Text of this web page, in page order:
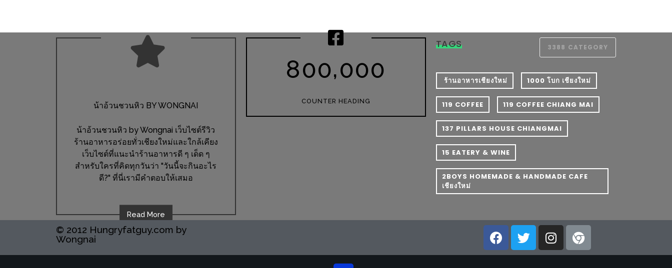
สาว
กรรมการ
จาก
THE
น้าอ้วนชวนหิว BY WONGNAI
น้าอ้วนชวนหิว by Wongnai เว็บไซต์รีวิว
ร้านอาหารอร่อยทั่วเชียงใหม่และใกล้เคียง
เว็บไซต์ที่แนะนำร้านอาหารดี ๆ เด็ด ๆ
สำหรับใครที่คิดทุกวันว่า "วันนี้จะกินอะไร
ดี?" ที่นี่เรามีคำตอบให้เสมอ
Read More
800,000
COUNTER HEADING
TAGS 3388 CATEGORY
​ ร้านอาหารเชียงใหม่ 1000 โบก เชียงใหม่
119 COFFEE 119 COFFEE CHIANG MAI
137 PILLARS HOUSE CHIANGMAI
15 EATERY & WINE
2BOYS HOMEMADE & HANDMADE CAFE
เชียงใหม่
© 2012 Hungryfatguy.com by
Wongnai